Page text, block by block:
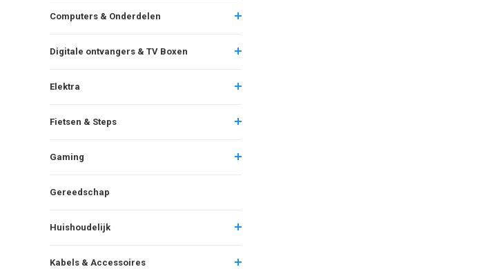
Computers & Onderdelen
Digitale ontvangers & TV Boxen
Elektra
Fietsen & Steps
Gaming
Gereedschap
Huishoudelijk
Kabels & Accessoires